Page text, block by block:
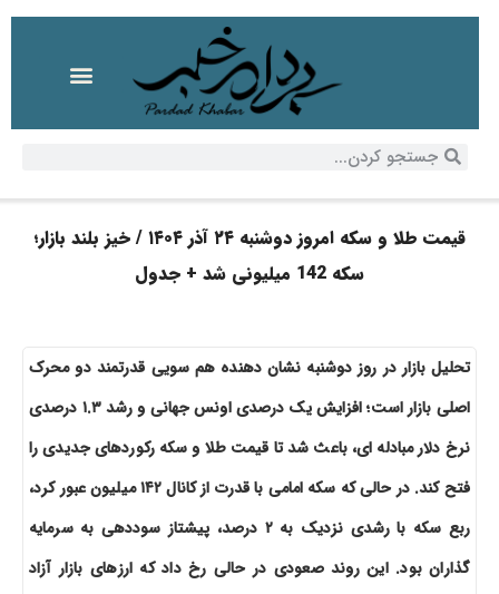
قیمت طلا و سکه امروز دوشنبه ۲۴ آذر ۱۴۰۴ / خیز بلند بازار؛
سکه 142 میلیونی شد + جدول
تحلیل بازار در روز دوشنبه نشان دهنده هم سویی قدرتمند دو محرک
اصلی بازار است؛ افزایش یک درصدی اونس جهانی و رشد ۱.۳ درصدی
نرخ دلار مبادله ای، باعث شد تا قیمت طلا و سکه رکوردهای جدیدی را
فتح کند. در حالی که سکه امامی با قدرت از کانال ۱۴۲ میلیون عبور کرد،
ربع سکه با رشدی نزدیک به ۲ درصد، پیشتاز سوددهی به سرمایه
گذاران بود. این روند صعودی در حالی رخ داد که ارزهای بازار آزاد